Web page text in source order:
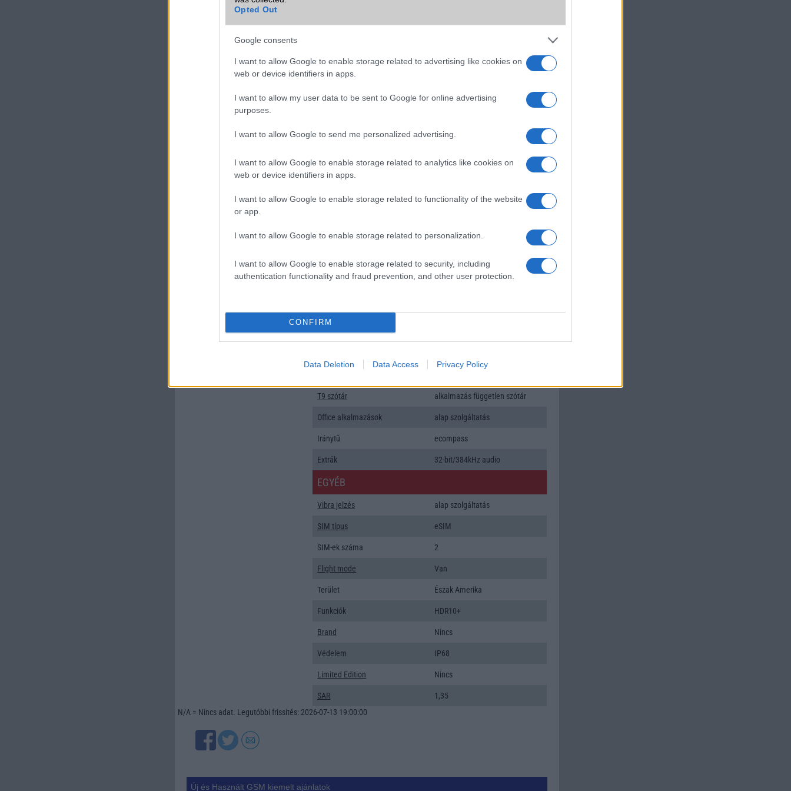
Opted Out
Google consents
I want to allow Google to enable storage related to advertising like cookies on
web or device identifiers in apps.
I want to allow my user data to be sent to Google for online advertising
purposes.
I want to allow Google to send me personalized advertising.
I want to allow Google to enable storage related to analytics like cookies on
web or device identifiers in apps.
I want to allow Google to enable storage related to functionality of the website
or app.
I want to allow Google to enable storage related to personalization.
I want to allow Google to enable storage related to security, including
authentication functionality and fraud prevention, and other user protection.
CONFIRM
Data Deletion Data Access Privacy Policy
Blackberry Nincs
NFC
TV/USB kapcsolat OtG (On-the-Go USB)
BDS (Kína), Galileo (EU)
AKKUMULÁTOR
Típus Li-Ion
Cserélhetőség
Gyorstöltés
Java Nincs
Flash/Ujjlenyomat olvasó
T9 szótár alkalmazás független szótár
Office alkalmazások alap szolgáltatás
Iránytũ ecompass
Extrák 32-bit/384kHz audio
EGYÉB
Vibra jelzés alap szolgáltatás
SIM típus eSIM
SIM-ek száma 2
Flight mode Van
Terület Észak Amerika
Funkciók HDR10+
Brand Nincs
Védelem IP68
Limited Edition Nincs
SAR
1,35
N/A = Nincs adat. Legutóbbi frissítés: 2026-07-13 19:00:00
Új és Használt GSM kiemelt ajánlatok